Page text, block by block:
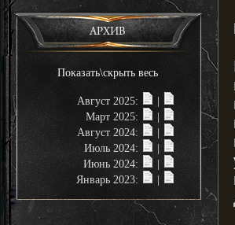
АРХИВ
Показать\скрыть весь
Август 2025:
Март 2025:
Август 2024:
Июль 2024:
Июнь 2024:
Январь 2023: